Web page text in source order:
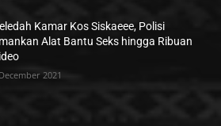
Kamar Kos Siskaeee, Polisi
Alat Bantu Seks hingga Ribuan
2021